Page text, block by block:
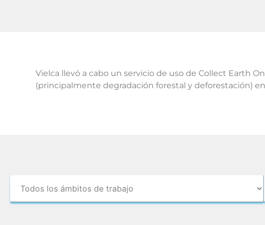
Vielca llevó a cabo un servicio de uso de Collect Earth
(principalmente degradación forestal y deforestación)